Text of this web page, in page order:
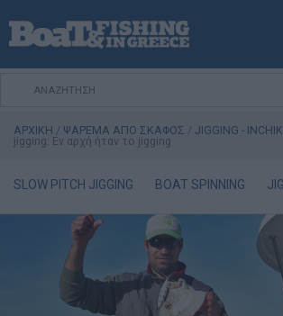
ΑΡΧΙΚΗ
ΕΚΔΟΣΕΙΣ
ΨΑΡΕΜΑ ΑΠΟ ΣΚΑΦΟΣ
ΨΑΡΟΤΟΥΦΕΚΟ
ΕΞΟΠΛΙΣΜΟΣ
ΑΡΧΙΚΗ / ΨΑΡΕΜΑ ΑΠΟ ΣΚΑΦΟΣ / JIGGING -
jigging: Εν αρχή ήταν το jigging
SLOW PITCH JIGGING BOAT SPINNING